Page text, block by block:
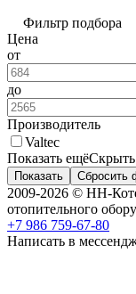
Фильтр подбора
Цена
от
до
Производитель
Valtec
Показать ещёСкрыть
Показать Сбросить
2009-2026 © НН-
отопительного
+7 986 759-67-80
Написать в